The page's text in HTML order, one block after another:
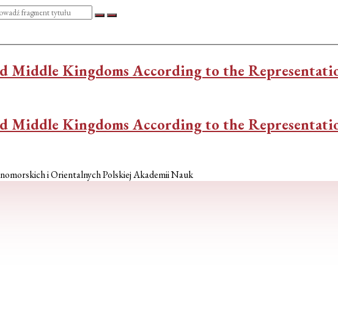
Middle Kingdoms According to the
Middle Kingdoms According to the
i Orientalnych Polskiej Akademii Nauk